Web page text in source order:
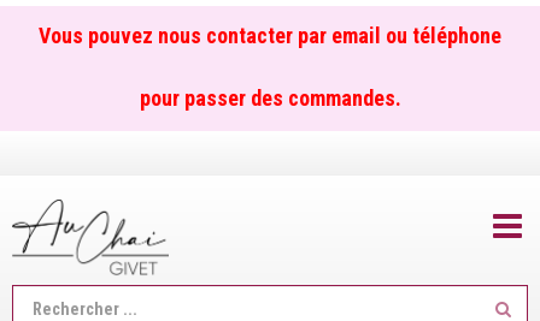
Vous pouvez nous contacter par email ou téléphone
pour passer des commandes.